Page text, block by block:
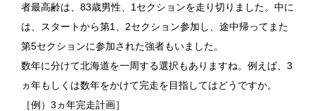
者最高齢は、83歳男性、1セクションを走り切りました。中に
は、スタートから第1、2セクション参加し、途中帰ってまた
第5セクションに参加された強者もいました。
数年に分けて北海道を一周する選択もありますね。例えば、3
ヵ年もしくは数年をかけて完走を目指してはどうですか。
［例）3ヵ年完走計画］